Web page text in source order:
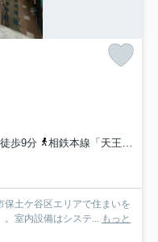
歩9分
相鉄本線「天王町」駅 徒歩21分
保土ケ谷区エリアで住まいを
。室内設備はシステ... もっと